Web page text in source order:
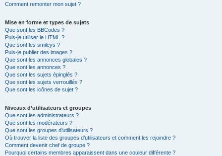
Comment remonter mon sujet ?
Mise en forme et types de sujets
Que sont les BBCodes ?
Puis-je utiliser le HTML ?
Que sont les smileys ?
Puis-je publier des images ?
Que sont les annonces globales ?
Que sont les annonces ?
Que sont les sujets épinglés ?
Que sont les sujets verrouillés ?
Que sont les icônes de sujet ?
Niveaux d’utilisateurs et groupes
Que sont les administrateurs ?
Que sont les modérateurs ?
Que sont les groupes d’utilisateurs ?
Où trouver la liste des groupes d’utilisateurs et comment les rejoindre ?
Comment devenir chef de groupe ?
Pourquoi certains membres apparaissent dans une couleur différente ?